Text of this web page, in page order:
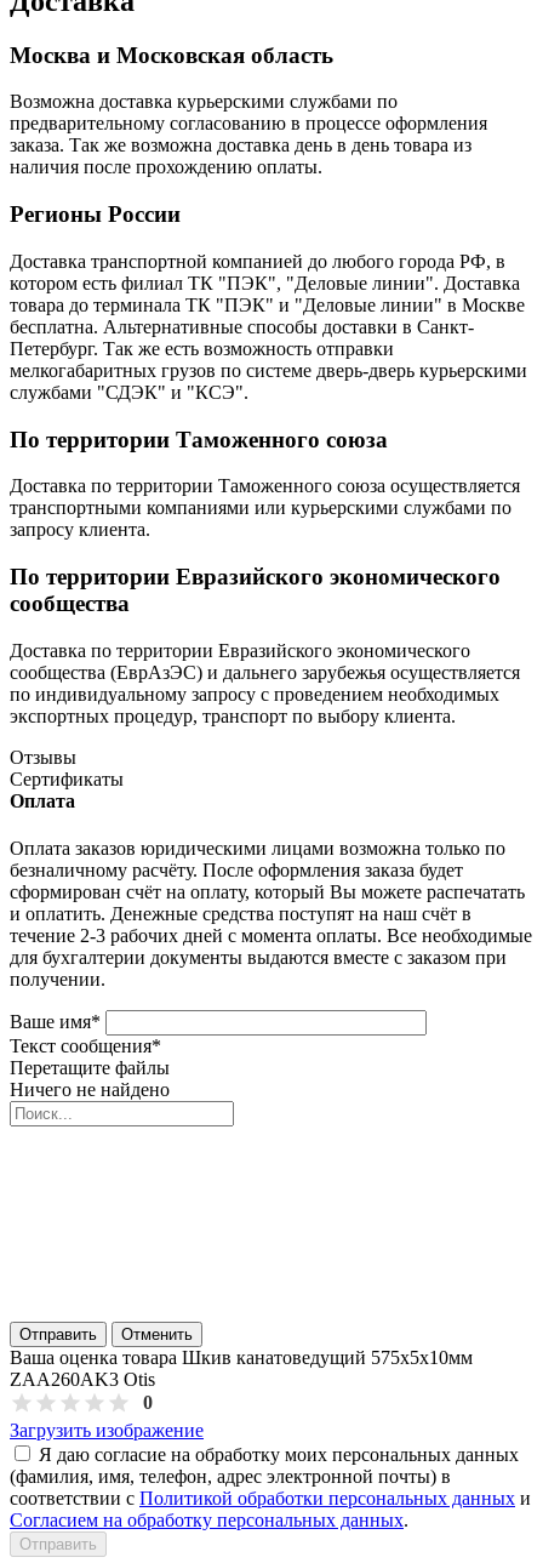
Москва и Московская область
Возможна доставка курьерскими службами по
предварительному согласованию в процессе оформления
заказа. Так же возможна доставка день в день товара из
наличия после прохождению оплаты.
Регионы России
Доставка транспортной компанией до любого города РФ, в
котором есть филиал ТК "ПЭК", "Деловые линии". Доставка
товара до терминала ТК "ПЭК" и "Деловые линии" в Москве
бесплатна. Альтернативные способы доставки в Санкт-
Петербург. Так же есть возможность отправки
мелкогабаритных грузов по системе дверь-дверь курьерскими
службами "СДЭК" и "КСЭ".
По территории Таможенного союза
Доставка по территории Таможенного союза осуществляется
транспортными компаниями или курьерскими службами по
запросу клиента.
По территории Евразийского экономического
сообщества
Доставка по территории Евразийского экономического
сообщества (ЕврАзЭС) и дальнего зарубежья осуществляется
по индивидуальному запросу с проведением необходимых
экспортных процедур, транспорт по выбору клиента.
Отзывы
Сертификаты
Оплата
Оплата заказов юридическими лицами возможна только по
безналичному расчёту. После оформления заказа будет
сформирован счёт на оплату, который Вы можете распечатать
и оплатить. Денежные средства поступят на наш счёт в
течение 2-3 рабочих дней с момента оплаты. Все необходимые
для бухгалтерии документы выдаются вместе с заказом при
получении.
Ваше имя*
Текст сообщения*
Перетащите файлы
Ничего не найдено
Отправить Отменить
Ваша оценка товара Шкив канатоведущий 575х5х10мм
ZAA260AK3 Otis
0
Загрузить изображение
Я даю согласие на обработку моих персональных данных
(фамилия, имя, телефон, адрес электронной почты) в
соответствии с Политикой обработки персональных данных и
Согласием на обработку персональных данных.